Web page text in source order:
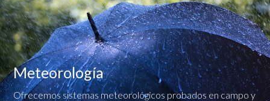
Meteorología
Ofrecemos sistemas meteorológicos probados en campo y